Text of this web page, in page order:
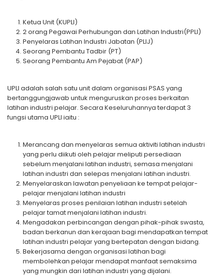
Ketua Unit (KUPLI)
2 orang Pegawai Perhubungan dan Latihan Industri(PPLI)
Penyelaras Latihan Industri Jabatan (PLIJ)
Seorang Pembantu Tadbir (PT)
Seorang Pembantu Am Pejabat (PAP)
UPLI adalah salah satu unit dalam organisasi PSAS yang
bertanggungjawab untuk menguruskan proses berkaitan
latihan industri pelajar. Secara Keseluruhannya terdapat 3
fungsi utama UPLI iaitu :
Merancang dan menyelaras semua aktiviti latihan industri
yang perlu diikuti oleh pelajar meliputi persediaan
sebelum menjalani latihan industri, semasa menjalani
latihan industri dan selepas menjalani latihan industri.
Menyelaraskan lawatan penyeliaan ke tempat pelajar-
pelajar menjalani latihan industri
Menyelaras proses penilaian latihan industri setelah
pelajar tamat menjalani latihan industri.
Mengadakan perbincangan dengan pihak-pihak swasta,
badan berkanun dan kerajaan bagi mendapatkan tempat
latihan industri pelajar yang bertepatan dengan bidang.
Bekerjasama dengan organisasi latihan bagi
membolehkan pelajar mendapat manfaat semaksima
yang mungkin dari latihan industri yang dijalani.